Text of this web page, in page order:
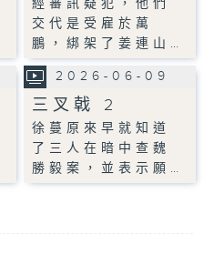
經審訊疑犯，他們
交代是受雇於萬
鵬，綁架了姜連山…
2026-06-09
三叉戟 2
徐蔓原來早就知道
了三人在暗中查魏
勝毅案，並表示願…